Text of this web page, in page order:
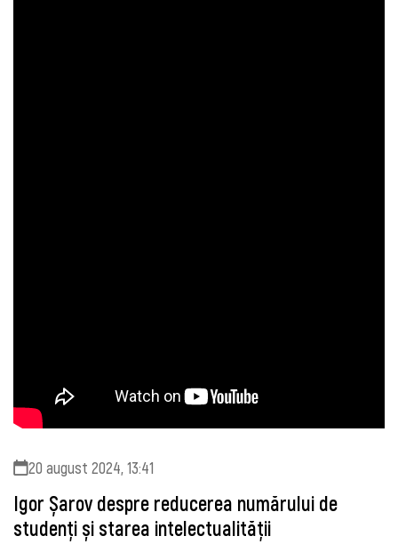
20 august 2024, 13:41
Igor Șarov despre reducerea numărului de
studenți și starea intelectualității